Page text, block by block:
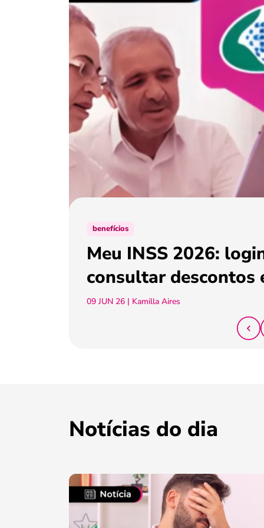
benefícios
Meu INSS 2026:
consultar descontos
09 JUN 26 | Kamilla Aires
Notícias do dia